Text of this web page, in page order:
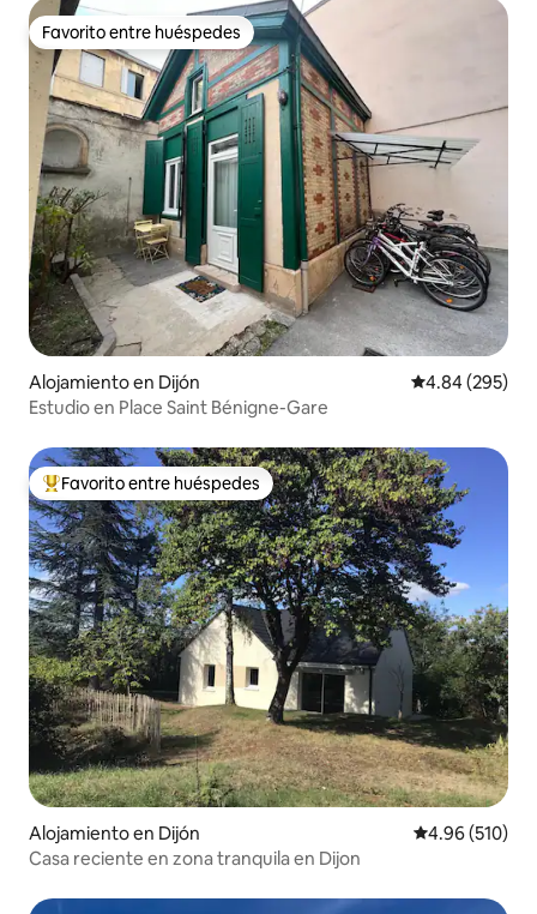
Favorito entre huéspedes
Favorito entre huéspedes
Alojamiento en Dijón Calificación
4.84 (295)
Estudio en Place Saint Bénigne-Gare
Favorito entre huéspedes preferido
Favorito entre huéspedes
Alojamiento en Dijón Calificación
4.96 (510)
Casa reciente en zona tranquila en Dijon